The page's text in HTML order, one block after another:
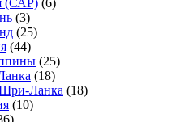
(3)
(25)
(44)
(25)
(18)
Ланка (18)
(10)